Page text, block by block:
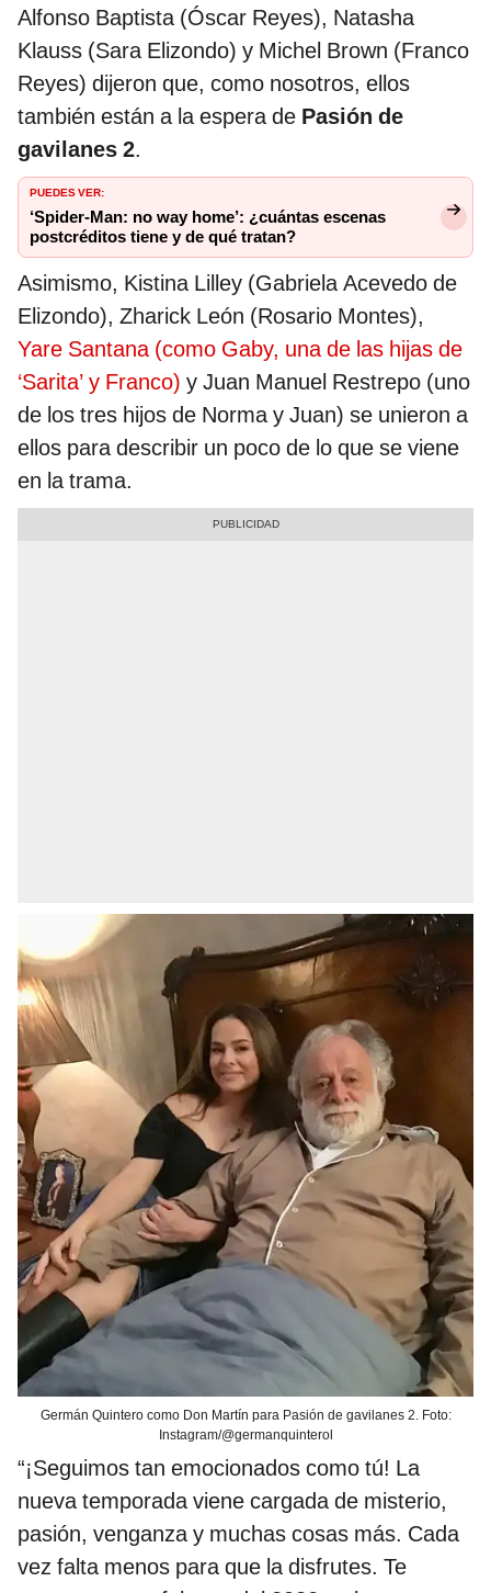
Alfonso Baptista (Óscar Reyes), Natasha
Klauss (Sara Elizondo) y Michel Brown (Franco
Reyes) dijeron que, como nosotros, ellos
también están a la espera de Pasión de
gavilanes 2.
PUEDES VER:
‘Spider-Man: no way home’: ¿cuántas escenas
postcréditos tiene y de qué tratan?
Asimismo, Kistina Lilley (Gabriela Acevedo de
Elizondo), Zharick León (Rosario Montes),
Yare Santana (como Gaby, una de las hijas de
‘Sarita’ y Franco) y Juan Manuel Restrepo (uno
de los tres hijos de Norma y Juan) se unieron a
ellos para describir un poco de lo que se viene
en la trama.
Germán Quintero como Don Martín para Pasión de gavilanes 2. Foto:
Instagram/@germanquinterol
“¡Seguimos tan emocionados como tú! La
nueva temporada viene cargada de misterio,
pasión, venganza y muchas cosas más. Cada
vez falta menos para que la disfrutes. Te